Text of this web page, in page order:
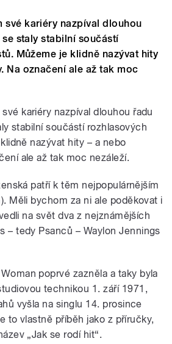
své kariéry nazpíval dlouhou
staly stabilní součástí
Můžeme je klidně nazývat hity
Na označení ale až tak moc
kariéry nazpíval dlouhou řadu
stabilní součástí rozhlasových
nazývat hity – a nebo
ale až tak moc nezáleží.
patří k těm nejpopulárnějším
Měli bychom za ni ale poděkovat i
na svět dva z nejznámějších
– tedy Psanců – Waylon Jennings
poprvé zazněla a taky byla
technikou 1. září 1971,
vyšla na singlu 14. prosince
to vlastně příběh jako z příručky,
„Jak se rodí hit“.